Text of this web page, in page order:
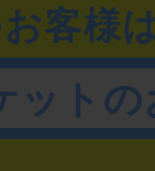
客様
ット